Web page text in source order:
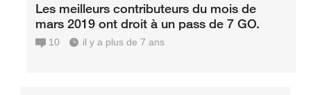
Les meilleurs contributeurs du mois de
mars 2019 ont droit à un pass de 7 GO.
10 il y a plus de 7 ans